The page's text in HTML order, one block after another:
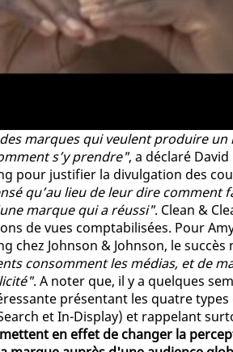
marques qui veulent produire
s’y prendre", a déclaré
pour justifier la divulgation des
qu’au lieu de leur dire comment
marque qui a réussi". Clean &
de vues comptabilisées. Pour
chez Johnson & Johnson, le
consomment les médias, et de
. A noter que, il y a quelques
présentant les quatre
et In-Display) et rappelant
en effet de changer la